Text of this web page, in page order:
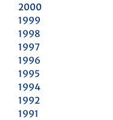
2000
1999
1998
1997
1996
1995
1994
1992
1991